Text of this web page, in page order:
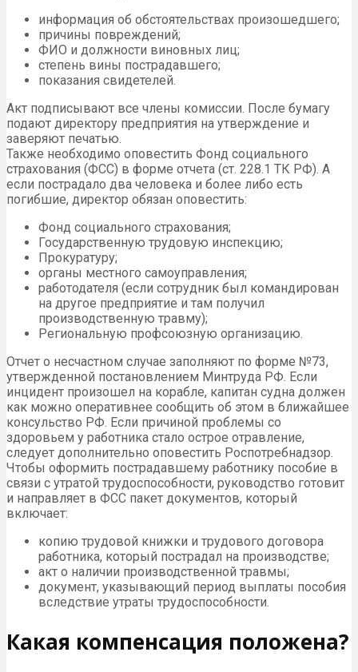
информация об обстоятельствах произошедшего;
причины повреждений;
ФИО и должности виновных лиц;
степень вины пострадавшего;
показания свидетелей.
Акт подписывают все члены комиссии. После бумагу
подают директору предприятия на утверждение и
заверяют печатью.
Также необходимо оповестить Фонд социального
страхования (ФСС) в форме отчета (ст. 228.1 ТК РФ). А
если пострадало два человека и более либо есть
погибшие, директор обязан оповестить:
Фонд социального страхования;
Государственную трудовую инспекцию;
Прокуратуру;
органы местного самоуправления;
работодателя (если сотрудник был командирован
на другое предприятие и там получил
производственную травму);
Региональную профсоюзную организацию.
Отчет о несчастном случае заполняют по форме №73,
утвержденной постановлением Минтруда РФ. Если
инцидент произошел на корабле, капитан судна должен
как можно оперативнее сообщить об этом в ближайшее
консульство РФ. Если причиной проблемы со
здоровьем у работника стало острое отравление,
следует дополнительно оповестить Роспотребнадзор.
Чтобы оформить пострадавшему работнику пособие в
связи с утратой трудоспособности, руководство готовит
и направляет в ФСС пакет документов, который
включает:
копию трудовой книжки и трудового договора
работника, который пострадал на производстве;
акт о наличии производственной травмы;
документ, указывающий период выплаты пособия
вследствие утраты трудоспособности.
Какая компенсация положена?